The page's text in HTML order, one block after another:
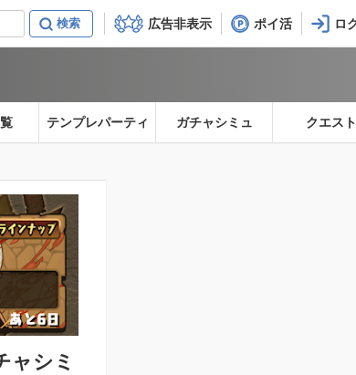
広告非表示 ポイ活
テンプレパーティ ガチャシミュ クエスト
ャシミ